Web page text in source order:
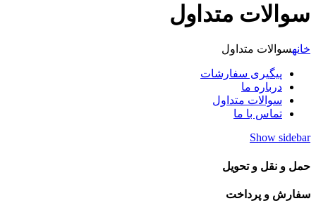
سوالات متداول
خانهسوالات متداول
پیگیری سفارشات
درباره ما
سوالات متداول
تماس با ما
Show sidebar
حمل و نقل و تحویل
سفارش و پرداخت